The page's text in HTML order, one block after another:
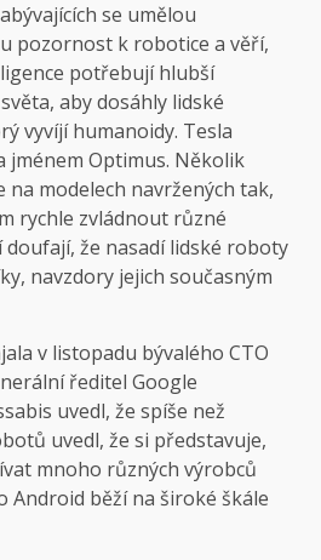
se umělou
pozornost k robotice a věří,
potřebují hlubší
aby dosáhly lidské
vyvíjí humanoidy. Tesla
jménem Optimus. Několik
modelech navržených tak,
rychle zvládnout různé
že nasadí lidské roboty
navzdory jejich současným
v listopadu bývalého CTO
ředitel Google
uvedl, že spíše než
uvedl, že si představuje,
mnoho různých výrobců
Android běží na široké škále